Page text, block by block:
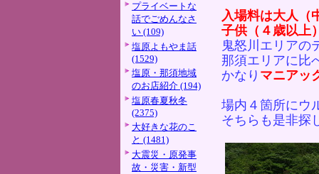
プライベートな
話でごめんなさ
い (109)
塩原よもやま話
(1529)
塩原・那須地域
のお店紹介 (194)
塩原春夏秋冬
(2375)
大好きな花のこ
と (1481)
大震災・原発事
故・災害・新型
入場料は大人（
子供（４歳以上
鬼怒川エリアの
那須エリアに比
かなり マニアッ
場内４箇所にウ
そちらも是非探